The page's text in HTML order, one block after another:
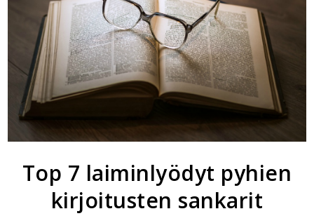
Top 7 laiminlyödyt pyhien
kirjoitusten sankarit